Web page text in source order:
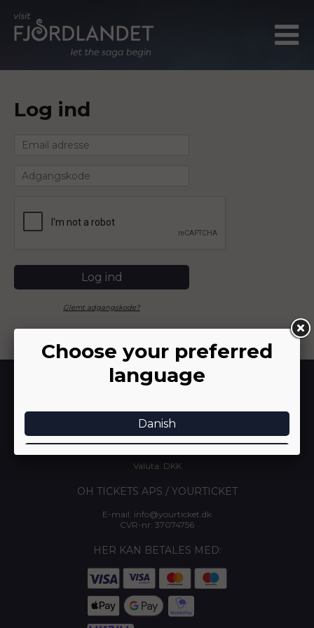
Log ind
Glemt adgangskode?
INFORMATION
-Arrangør login
Donationer
-Salgs- og leveringsbetingelser
-Kontakt os
Valuta: DKK
OH TICKETS APS / YOURTICKET
E-mail: info@yourticket.dk
CVR-nr: 37074756
HER KAN BETALES MED: